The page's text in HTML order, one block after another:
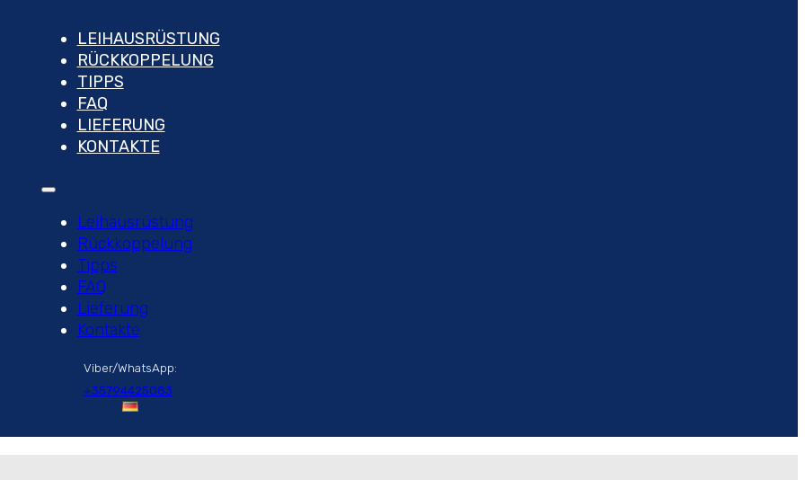
LEIHAUSRÜSTUNG
RÜCKKOPPELUNG
TIPPS
FAQ
LIEFERUNG
KONTAKTE
Leihausrüstung
Rückkoppelung
Tipps
FAQ
Lieferung
Kontakte
Viber/WhatsApp:
+35794425083